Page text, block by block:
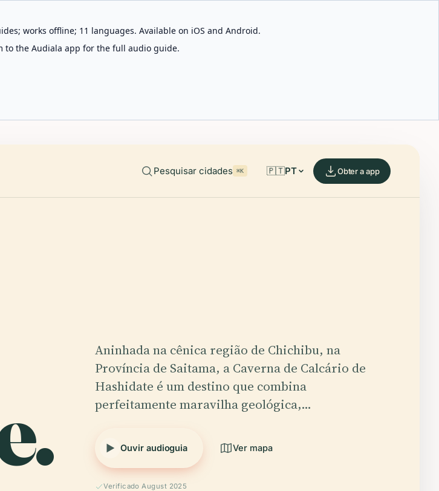
works offline; 11 languages. Available on iOS and Android.
to the Audiala app for the full audio guide.
Pesquisar cidades ⌘K 🇵🇹PT Obter a app
Aninhada na cênica região de Chichibu, na
Província de Saitama, a Caverna de Calcário de
Hashidate é um destino que combina
perfeitamente maravilha geológica,…
Ouvir audioguia Ver mapa
Verificado August 2025